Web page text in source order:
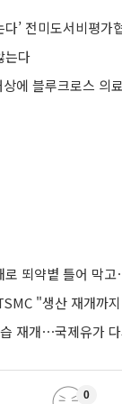
다’ 전미도서비평가
는다
에 블루크로스 의
로 뙤약볕 틀어 막
"생산 재개까
재개⋯국제유가
0